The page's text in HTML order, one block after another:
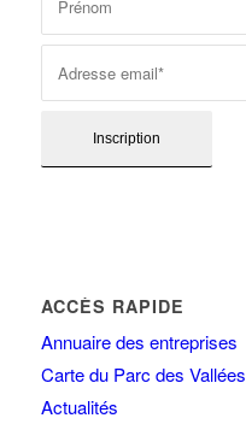
ACCÈS RAPIDE
Annuaire des entreprises
Carte du Parc des Vallées
Actualités